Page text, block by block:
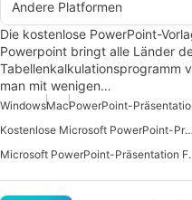
Andere Platformen
Die kostenlose PowerPoint-
Powerpoint bringt alle Länder
Tabellenkalkulationsprogramm
man mit wenigen…
WindowsMacPowerPoint-
Kostenlose Microsoft PowerPoint-Präsentation Für Windows
Microsoft